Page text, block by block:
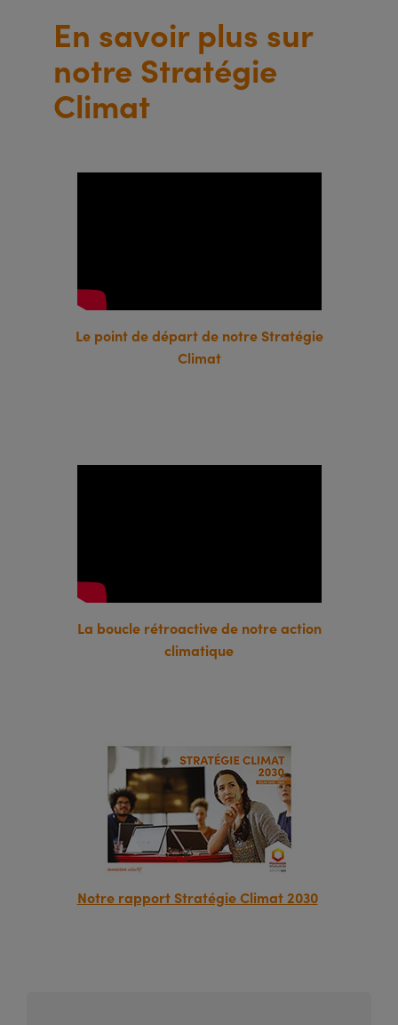
En savoir plus sur
notre Stratégie
Climat
Le point de départ de notre Stratégie
Climat
La boucle rétroactive de notre action
climatique
Notre rapport Stratégie Climat 2030